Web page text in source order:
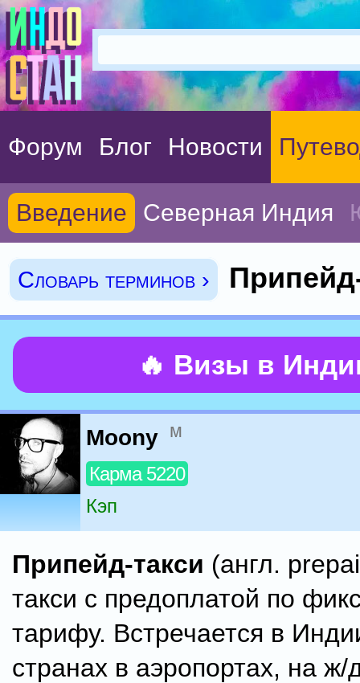
Форум Блог Новости
Введение Северная Индия
Словарь терминов ›
🔥 Визы в
Moony м
Карма 5220
Кэп
Припейд-такси (англ.
такси с предоплатой по
тарифу. Встречается в
странах в аэропортах, на ж/